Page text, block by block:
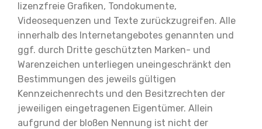
lizenzfreie Grafiken, Tondokumente,
Videosequenzen und Texte zurückzugreifen. Alle
innerhalb des Internetangebotes genannten und
ggf. durch Dritte geschützten Marken- und
Warenzeichen unterliegen uneingeschränkt den
Bestimmungen des jeweils gültigen
Kennzeichenrechts und den Besitzrechten der
jeweiligen eingetragenen Eigentümer. Allein
aufgrund der bloßen Nennung ist nicht der